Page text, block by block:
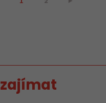
zajímat